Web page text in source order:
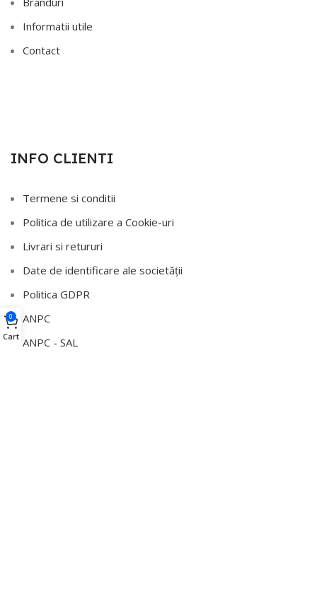
Informatii utile
Contact
INFO CLIENTI
Termene si conditii
Politica de utilizare a Cookie-uri
Livrari si retururi
Date de identificare ale societății
Politica GDPR
ANPC
ANPC - SAL
0
Cart